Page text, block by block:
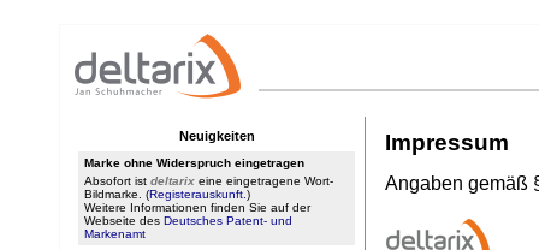
Neuigkeiten
Marke ohne Widerspruch eingetragen
Absofort ist deltarix eine eingetragene Wort-
Bildmarke. (Registerauskunft. )
Weitere Informationen finden Sie auf der
Webseite des Deutsches Patent- und
Markenamt
Impressum
Angaben gemäß